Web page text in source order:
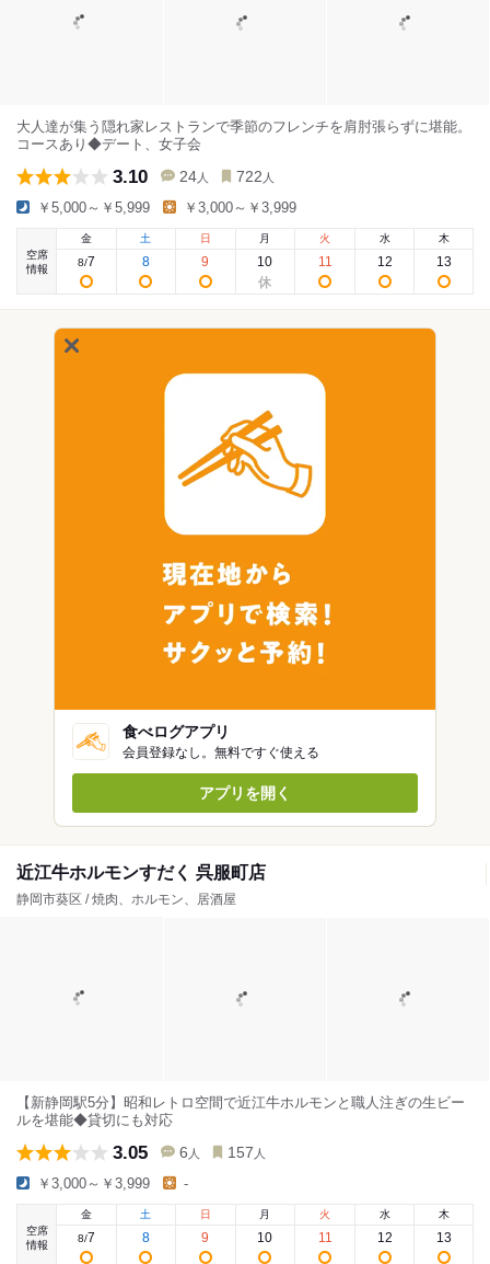
大人達が集う隠れ家レストランで季節のフレンチを肩肘張らずに堪能。
コースあり◆デート、女子会
3.10 24 人 722 人
￥5,000～￥5,999 ￥3,000～￥3,999
空席
情報
金
8/7
土
8
日
9
月
10
火
11
水
12
木
13
食べログアプリ
会員登録なし。無料ですぐ使える
アプリを開く
近江牛ホルモンすだく 呉服町店
静岡市葵区 / 焼肉、ホルモン、居酒屋
【新静岡駅5分】昭和レトロ空間で近江牛ホルモンと職人注ぎの生ビー
ルを堪能◆貸切にも対応
3.05 6 人 157 人
￥3,000～￥3,999 -
空席
情報
金
8/7
土
8
日
9
月
10
火
11
水
12
木
13